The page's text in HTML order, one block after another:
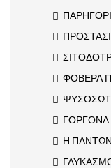
ΦΟΒΕΡΑ
ΓΟΡΓΟΝΑ
Η